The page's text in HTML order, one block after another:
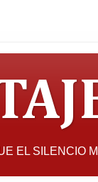
EL SILENCIO